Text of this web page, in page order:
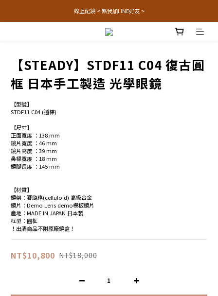
線上配鏡 < 點我加LINE好友 >
【STEADY】STDF11 C04 復古圓
框 日本手工製造 光學眼鏡
【型號】
STDF11 C04 (透棕)
【尺寸】
正面寬度 ：138 mm
鏡片寬度 ：46 mm
鏡片高度 ：39 mm
鼻樑寬度 ：18 mm
鏡腳長度 ：145 mm
【材質】
鏡架：賽璐珞(celluloid) 高級合金
鏡片：Demo Lens demo模板鏡片
產地：MADE IN JAPAN 日本製
框型：圓框
！出清商品不附原廠鏡盒！
NT$10,800 NT$18,000